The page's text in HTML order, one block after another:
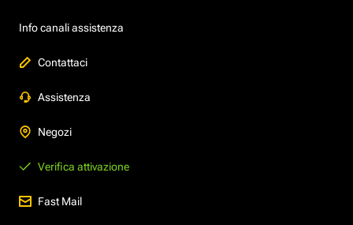
Info canali assistenza
Contattaci
Assistenza
Negozi
Verifica attivazione
Fast Mail